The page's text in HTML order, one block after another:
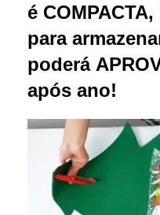
é
para
poderá
após ano!